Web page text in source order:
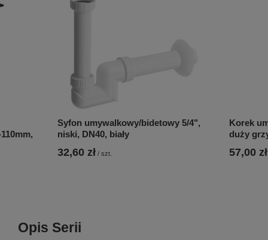
Syfon umywalkowy/bidetowy 5/4",
niski, DN40, biały
32,60 zł / szt.
Korek
duży
57,00 zł
Opis Serii